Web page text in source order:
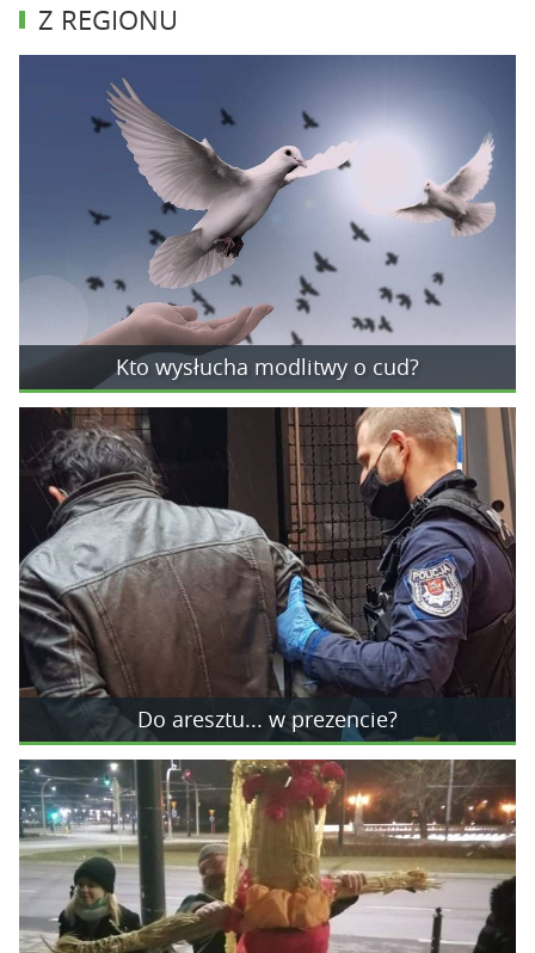
Z REGIONU
Kto wysłucha modlitwy o cud?
Do aresztu... w prezencie?